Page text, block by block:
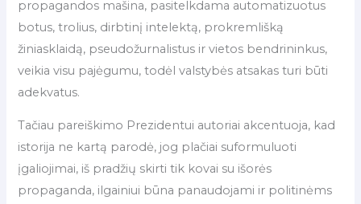
propagandos mašina, pasitelkdama automatizuotus
botus, trolius, dirbtinį intelektą, prokremlišką
žiniasklaidą, pseudožurnalistus ir vietos bendrininkus,
veikia visu pajėgumu, todėl valstybės atsakas turi būti
adekvatus.
Tačiau pareiškimo Prezidentui autoriai akcentuoja, kad
istorija ne kartą parodė, jog plačiai suformuluoti
įgaliojimai, iš pradžių skirti tik kovai su išorės
propaganda, ilgainiui būna panaudojami ir politinėms